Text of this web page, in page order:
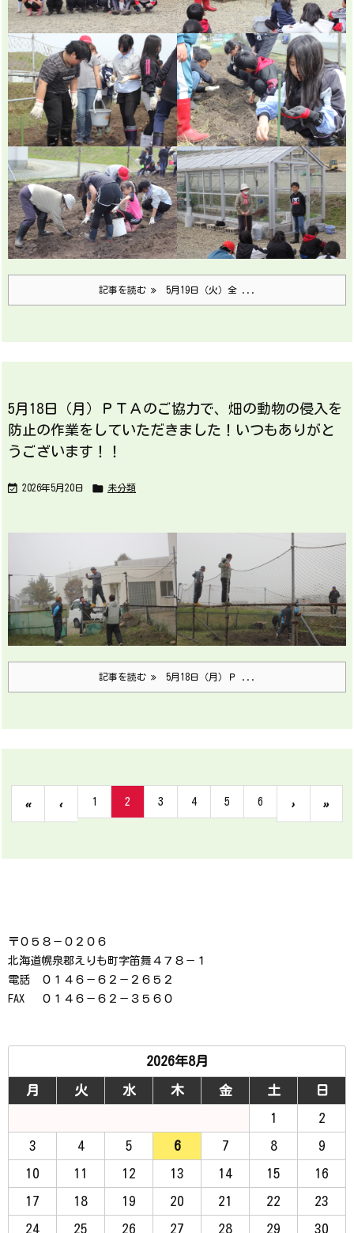
記事を読む 5月19日（火）全 ...
5月18日（月）ＰＴＡのご協力で、畑の動物の侵入を
防止の作業をしていただきました！いつもありがと
うございます！！
 2026年5月20日  未分類
記事を読む 5月18日（月）Ｐ ...
« ‹ 1 2 3 4 5 6 › »
〒０５８－０２０６
北海道幌泉郡えりも町字笛舞４７８－１
電話 ０１４６－６２－２６５２
FAX ０１４６－６２－３５６０
2026年8月
月 火 水 木 金 土 日
1 2
3 4 5 6 7 8 9
10 11 12 13 14 15 16
17 18 19 20 21 22 23
24 25 26 27 28 29 30